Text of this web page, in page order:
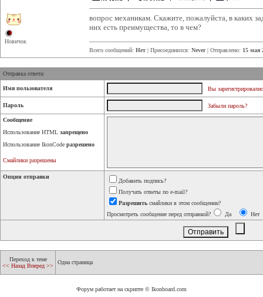
Новичок
вопрос механикам. Скажите, пожалуйста, в каких
них есть преимущества, то в чем?
Всего сообщений: Нет | Присоединился: Never| Отправлено: 15 мая
Отправка ответа:
Имя пользователя Вы
Пароль Забыли пароль?
Сообщение
Использование HTML запрещено
Использование IkonCode разрешено
Смайлики разрешены
Опции отправки
Добавить подпись?
Получать ответы по e-mail?
Разрешить смайлики в этом сообщении?
Просмотреть сообщение перед отправкой?
Да Нет
Переход к теме
<< Назад Вперед >>
Одна страница
Форум работает на скрипте © Ikonboard.com